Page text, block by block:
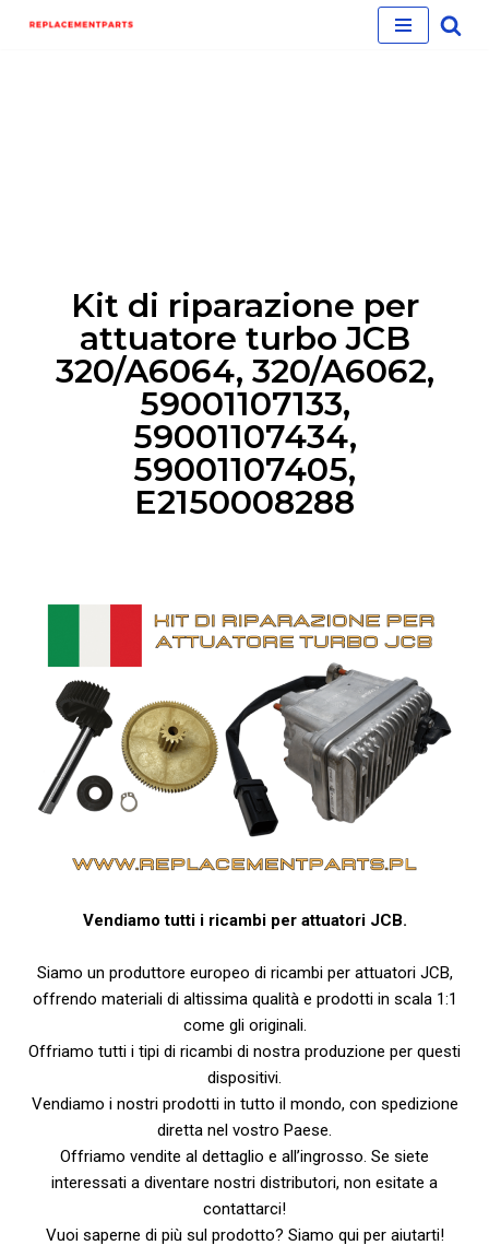
Kit di riparazione per
attuatore turbo JCB
320/A6064, 320/A6062,
59001107133,
59001107434,
59001107405,
E2150008288
Vendiamo tutti i ricambi per attuatori JCB.
Siamo un produttore europeo di ricambi per attuatori JCB,
offrendo materiali di altissima qualità e prodotti in scala 1:1
come gli originali.
Offriamo tutti i tipi di ricambi di nostra produzione per questi
dispositivi.
Vendiamo i nostri prodotti in tutto il mondo, con spedizione
diretta nel vostro Paese.
Offriamo vendite al dettaglio e all’ingrosso. Se siete
interessati a diventare nostri distributori, non esitate a
contattarci!
Vuoi saperne di più sul prodotto? Siamo qui per aiutarti!